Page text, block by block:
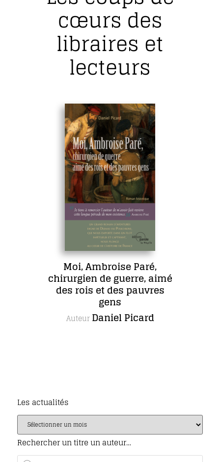
cœurs des
libraires et
lecteurs
Moi, Ambroise Paré,
chirurgien de guerre, aimé
des rois et des pauvres
gens
Auteur Daniel Picard
Les actualités
Rechercher un titre un auteur…